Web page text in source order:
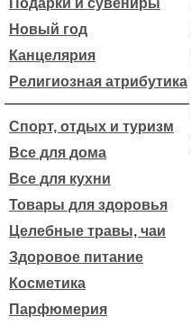
Подарки и сувениры
Новый год
Канцелярия
Религиозная атрибутика
Спорт, отдых и туризм
Все для дома
Все для кухни
Товары для здоровья
Целебные травы, чаи
Здоровое питание
Косметика
Парфюмерия